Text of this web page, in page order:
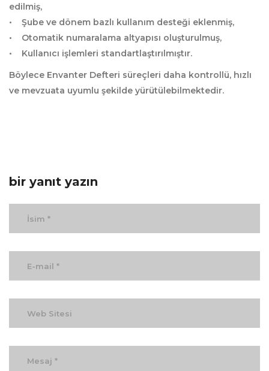
edilmiş,
• Şube ve dönem bazlı kullanım desteği eklenmiş,
• Otomatik numaralama altyapısı oluşturulmuş,
• Kullanıcı işlemleri standartlaştırılmıştır.
Böylece Envanter Defteri süreçleri daha kontrollü, hızlı
ve mevzuata uyumlu şekilde yürütülebilmektedir.
bir yanıt yazın